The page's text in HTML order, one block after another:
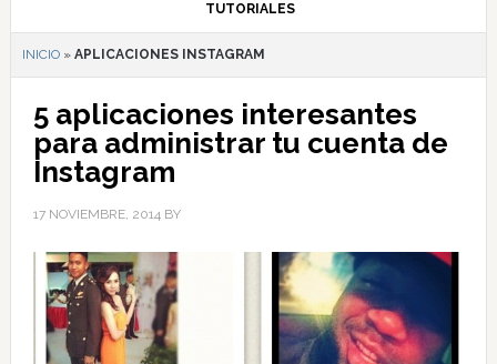
TUTORIALES
INICIO» APLICACIONES INSTAGRAM
5 aplicaciones interesantes
para administrar tu cuenta de
Instagram
17 NOVIEMBRE, 2014BY